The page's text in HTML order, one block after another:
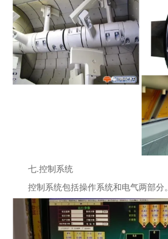
七.控制系统
控制系统包括操作系统和电气两部分。